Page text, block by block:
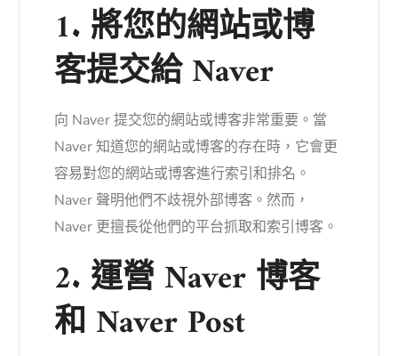
1. 將您的網站或博
客提交給 Naver
向 Naver 提交您的網站或博客非常重要。當
Naver 知道您的網站或博客的存在時，它會更
容易對您的網站或博客進行索引和排名。
Naver 聲明他們不歧視外部博客。然而，
Naver 更擅長從他們的平台抓取和索引博客。
2. 運營 Naver 博客
和 Naver Post